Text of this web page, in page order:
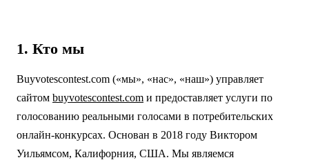
1. Кто мы
Buyvotescontest.com («мы», «нас», «наш») управляет
сайтом buyvotescontest.com и предоставляет услуги по
голосованию реальными голосами в потребительских
онлайн-конкурсах. Основан в 2018 году Виктором
Уильямсом, Калифорния, США. Мы являемся